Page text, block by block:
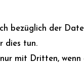
bezüglich der
dies tun.
mit Dritten, wenn